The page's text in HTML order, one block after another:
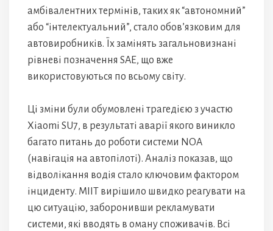
амбівалентних термінів, таких як “автономний”
або “інтелектуальний”, стало обов’язковим для
автовиробників. Їх замінять загальновизнані
рівневі позначення SAE, що вже
використовуються по всьому світу.
Ці зміни були обумовлені трагедією з участю
Xiaomi SU7, в результаті аварії якого виникло
багато питань до роботи системи NOA
(навігація на автопілоті). Аналіз показав, що
відволікання водія стало ключовим фактором
інциденту. MIIT вирішило швидко реагувати на
цю ситуацію, заборонивши рекламувати
системи, які вводять в оману споживачів. Всі